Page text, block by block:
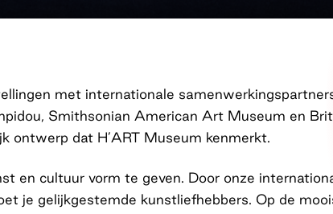
met internationale
Smithsonian American Art Museum en
ontwerp dat H’ART Museum kenmerkt.
en cultuur vorm te geven. Door onze
je gelijkgestemde kunstliefhebbers. Op de